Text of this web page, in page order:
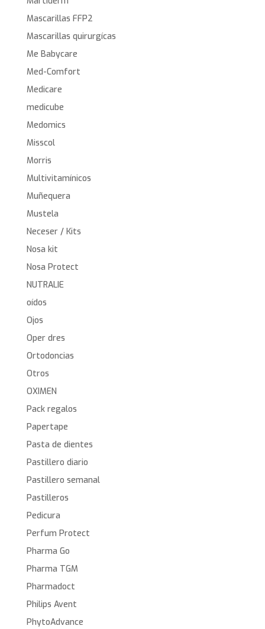
Mascarillas FFP2
Mascarillas quirurgícas
Me Babycare
Med-Comfort
Medicare
medicube
Medomics
Misscol
Morris
Multivitamínicos
Muñequera
Mustela
Neceser / Kits
Nosa kit
Nosa Protect
NUTRALIE
oídos
Ojos
Oper dres
Ortodoncias
Otros
OXIMEN
Pack regalos
Papertape
Pasta de dientes
Pastillero diario
Pastillero semanal
Pastilleros
Pedicura
Perfum Protect
Pharma Go
Pharma TGM
Pharmadoct
Philips Avent
PhytoAdvance